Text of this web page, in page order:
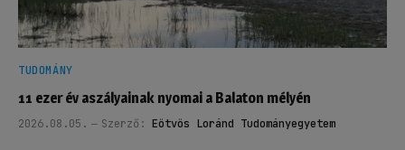
TUDOMÁNY
11 ezer év aszályainak nyomai a Balaton mélyén
2026.08.05. Szerző: Eötvös Loránd Tudományegyetem